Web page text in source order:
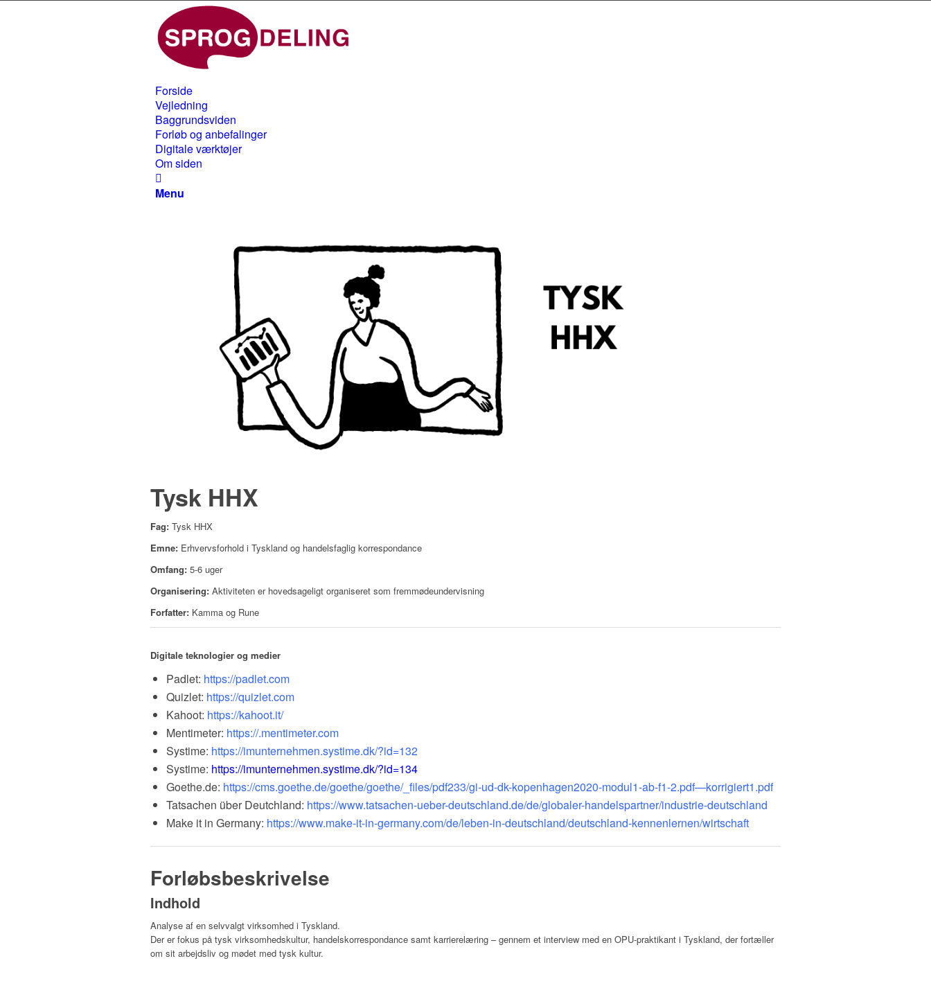
Forside
Vejledning
Baggrundsviden
Forløb og anbefalinger
Digitale værktøjer
Om siden
Menu
Tysk HHX
Fag: Tysk HHX
Emne: Erhvervsforhold i Tyskland og handelsfaglig korrespondance
Omfang: 5-6 uger
Organisering: Aktiviteten er hovedsageligt organiseret som fremmødeundervisning
Forfatter: Kamma og Rune
Digitale teknologier og medier
Padlet: https://padlet.com
Quizlet: https://quizlet.com
Kahoot: https://kahoot.it/
Mentimeter: https://.mentimeter.com
Systime: https://imunternehmen.systime.dk/?id=132
Systime: https://imunternehmen.systime.dk/?id=134
Goethe.de: https://cms.goethe.de/goethe/goethe/_files/pdf233/gi-ud-dk-kopenhagen2020-modul1-ab-f1-2.pdf—korrigiert1.pdf
Tatsachen über Deutchland: https://www.tatsachen-ueber-deutschland.de/de/globaler-handelspartner/industrie-deutschland
Make it in Germany: https://www.make-it-in-germany.com/de/leben-in-deutschland/deutschland-kennenlernen/wirtschaft
Forløbsbeskrivelse
Indhold
Analyse af en selvvalgt virksomhed i Tyskland.
Der er fokus på tysk virksomhedskultur, handelskorrespondance samt karrierelæring – gennem et interview med en OPU-praktikant i Tyskland, der fortæller
om sit arbejdsliv og mødet med tysk kultur.